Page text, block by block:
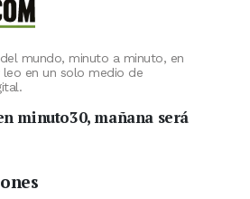
mundo, minuto a minuto, en
en un solo medio de
minuto30, mañana será